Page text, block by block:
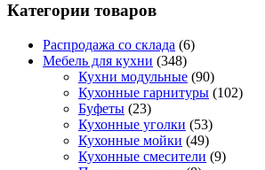
Категории товаров
Распродажа со склада (6)
Мебель для кухни (348)
Кухни модульные (90)
Кухонные гарнитуры (102)
Буфеты (23)
Кухонные уголки (53)
Кухонные мойки (49)
Кухонные смесители (9)